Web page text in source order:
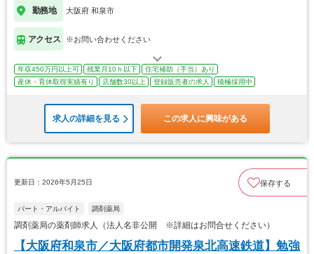
勤務地 大阪府 和泉市
アクセス ※お問い合わせください
年収450万円以上可 残業月10ｈ以下
住宅補助（手当）あり
産休・育休取得実績有り
店舗数30以上 登録販売者の求人 積極採用中
求人の詳細を見る この求人に興味がある
更新日：2026年5月25日 保存する
パート・アルバイト 調剤薬局
調剤薬局の薬剤師求人（法人名非公開 ※詳細はお問合せください）
【大阪府和泉市／大阪府都市開発泉北高速鉄道】勉強